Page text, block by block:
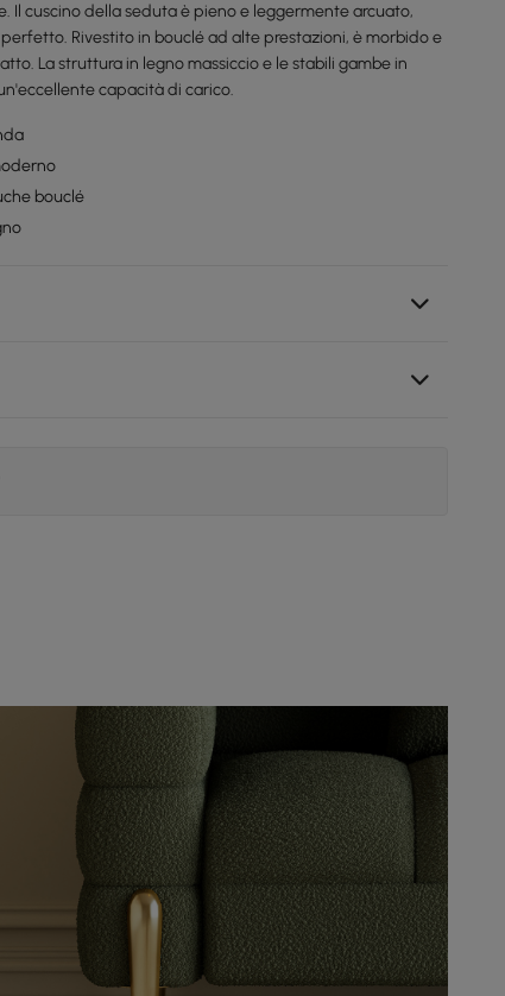
Il cuscino della seduta è pieno e leggermente arcuato,
Rivestito in bouclé ad alte prestazioni, è morbido e
La struttura in legno massiccio e le stabili gambe in
capacità di carico.
bouclé